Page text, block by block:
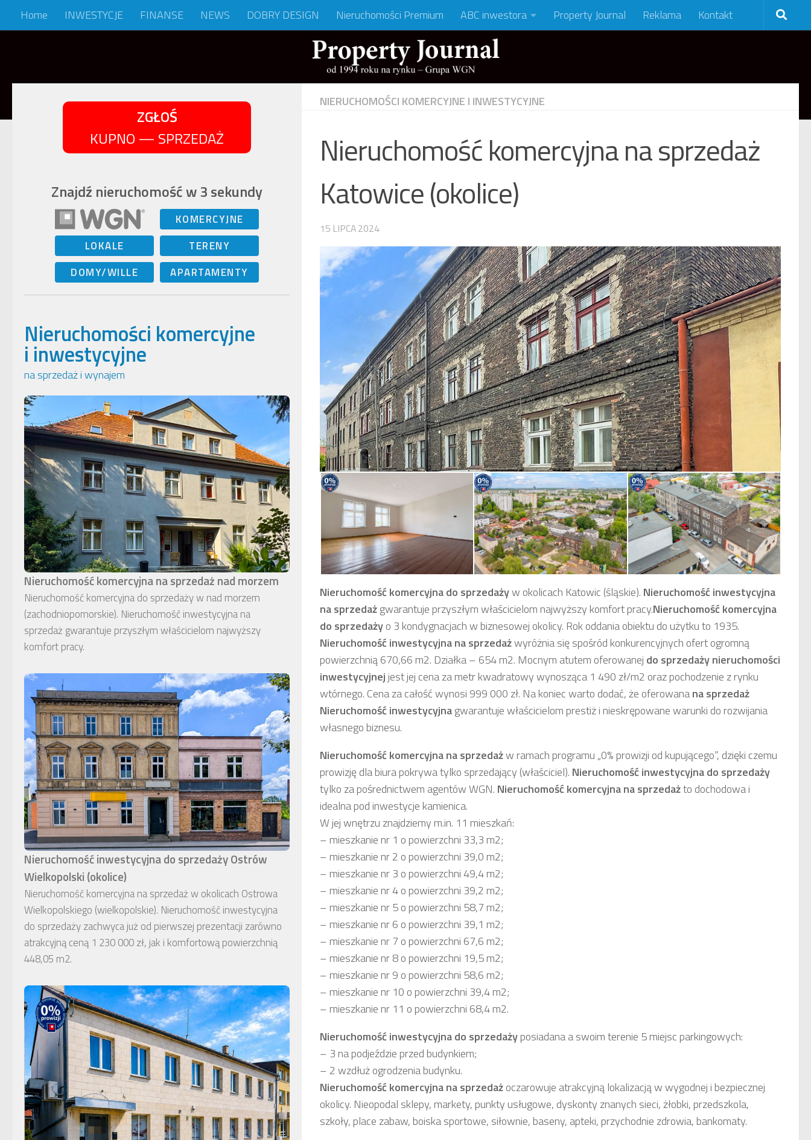
Skip to content
Home INWESTYCJE FINANSE NEWS DOBRY DESIGN Nieruchomości Premium ABC inwestora Property Journal Reklama Kontakt
NIERUCHOMOŚCI KOMERCYJNE I INWESTYCYJNE
Nieruchomość komercyjna na sprzedaż
Katowice (okolice)
15 LIPCA 2024
Nieruchomość komercyjnado sprzedażyw okolicach Katowic (śląskie). Nieruchomość inwestycyjna
na sprzedażgwarantuje przyszłym właścicielom najwyższy komfort pracy.Nieruchomość komercyjna
do sprzedażyo 3 kondygnacjach w biznesowej okolicy. Rok oddania obiektu do użytku to 1935.
Nieruchomość inwestycyjnana sprzedażwyróżnia się spośród konkurencyjnych ofert ogromną
powierzchnią 670,66 m2. Działka – 654 m2. Mocnym atutem oferowanej do sprzedaży nieruchomości
inwestycyjnejjest jej cena za metr kwadratowy wynosząca 1 490 zł/m2 oraz pochodzenie z rynku
wtórnego. Cena za całość wynosi 999 000 zł. Na koniec warto dodać, że oferowanana sprzedaż
Nieruchomość inwestycyjnagwarantuje właścicielom prestiż i nieskrępowane warunki do rozwijania
własnego biznesu.
Nieruchomość komercyjnana sprzedażw ramach programu „0% prowizji od kupującego”, dzięki czemu
prowizję dla biura pokrywa tylko sprzedający (właściciel). Nieruchomość inwestycyjnado sprzedaży
tylko za pośrednictwem agentów WGN. Nieruchomość komercyjnana sprzedażto dochodowa i
idealna pod inwestycje kamienica.
W jej wnętrzu znajdziemy m.in. 11 mieszkań:
– mieszkanie nr 1 o powierzchni 33,3 m2;
– mieszkanie nr 2 o powierzchni 39,0 m2;
– mieszkanie nr 3 o powierzchni 49,4 m2;
– mieszkanie nr 4 o powierzchni 39,2 m2;
– mieszkanie nr 5 o powierzchni 58,7 m2;
– mieszkanie nr 6 o powierzchni 39,1 m2;
– mieszkanie nr 7 o powierzchni 67,6 m2;
– mieszkanie nr 8 o powierzchni 19,5 m2;
– mieszkanie nr 9 o powierzchni 58,6 m2;
– mieszkanie nr 10 o powierzchni 39,4 m2;
– mieszkanie nr 11 o powierzchni 68,4 m2.
Nieruchomość inwestycyjnado sprzedażyposiadana a swoim terenie 5 miejsc parkingowych:
– 3 na podjeździe przed budynkiem;
– 2 wzdłuż ogrodzenia budynku.
Nieruchomość komercyjnana sprzedażoczarowuje atrakcyjną lokalizacją w wygodnej i bezpiecznej
okolicy. Nieopodal sklepy, markety, punkty usługowe, dyskonty znanych sieci, żłobki, przedszkola,
szkoły, place zabaw, boiska sportowe, siłownie, baseny, apteki, przychodnie zdrowia, bankomaty.
ZGŁOŚ
KUPNO — SPRZEDAŻ
Znajdź nieruchomość w 3 sekundy
KOMERCYJNE
LOKALE
TERENY
DOMY/WILLE
APARTAMENTY
Nieruchomości komercyjne
i inwestycyjne
na sprzedaż i wynajem
Nieruchomość komercyjna na sprzedaż nad morzem
Nieruchomość komercyjna do sprzedaży w nad morzem
(zachodniopomorskie). Nieruchomość inwestycyjna na
sprzedaż gwarantuje przyszłym właścicielom najwyższy
komfort pracy.
Nieruchomość inwestycyjna do sprzedaży Ostrów
Wielkopolski (okolice)
Nieruchomość komercyjna na sprzedaż w okolicach Ostrowa
Wielkopolskiego (wielkopolskie). Nieruchomość inwestycyjna
do sprzedaży zachwyca już od pierwszej prezentacji zarówno
atrakcyjną ceną 1 230 000 zł, jak i komfortową powierzchnią
448,05 m2.